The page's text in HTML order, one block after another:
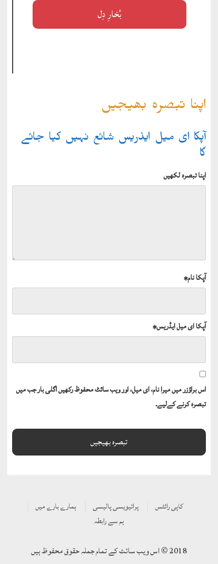
بُخارِ دِل
اپنا تبصرہ بھیجیں
آپکا ای میل ایڈریس شائع نہیں کیا جائے
گا
اپنا تبصرہ لکھیں
آپکا نام*
آپکا ای میل ایڈریس*
اس براؤزر میں میرا نام، ای میل، اور ویب سائٹ محفوظ رکھیں اگلی بار جب میں
تبصرہ کرنے کےلیے۔
کاپی رائٹس پرائیویسی پالیسی
ہمارے بارے میں
ہم سے رابطہ
2018 © اس ویب سائٹ کے تمام جملہ حقوق محفوظ ہیں